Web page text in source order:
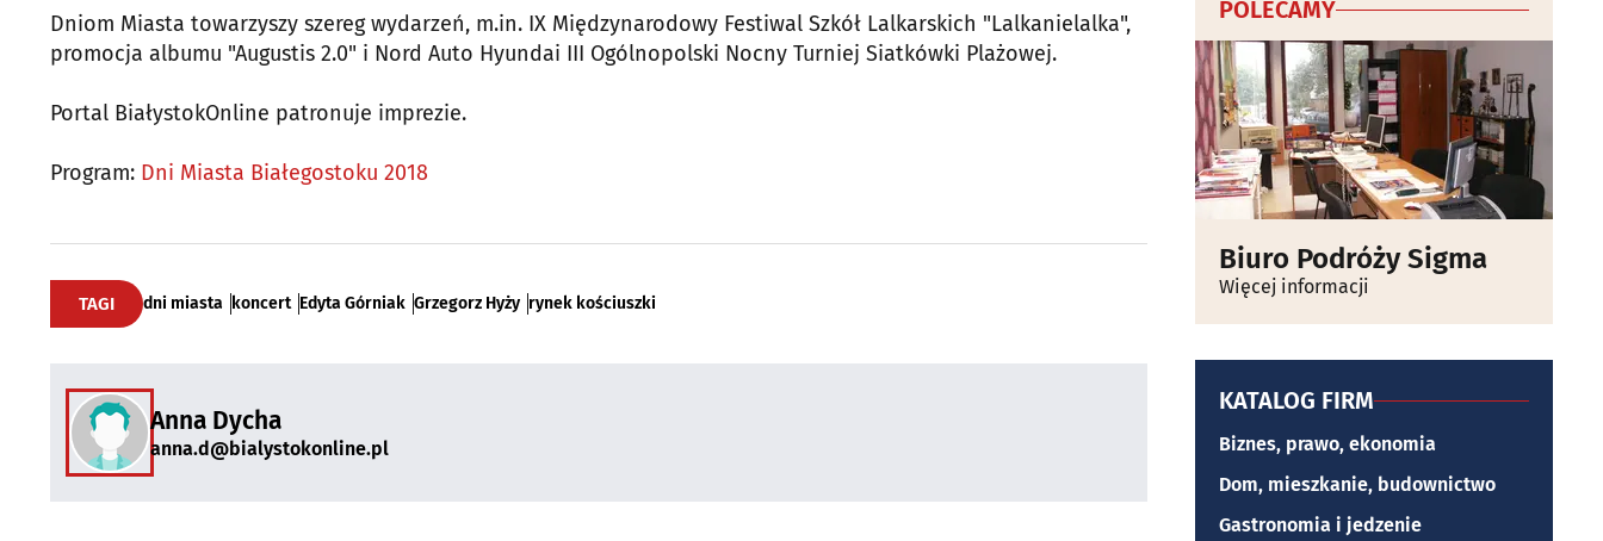
Dniom Miasta towarzyszy szereg wydarzeń, m.in. IX Międzynarodowy Festiwal Szkół Lalkarskich "Lalkanielalka",
promocja albumu "Augustis 2.0" i Nord Auto Hyundai III Ogólnopolski Nocny Turniej Siatkówki Plażowej.
Portal BiałystokOnline patronuje imprezie.
Program: Dni Miasta Białegostoku 2018
TAGI dni miasta koncert Edyta Górniak Grzegorz Hyży rynek kościuszki
Anna Dycha
anna.d@bialystokonline.pl
POLECAMY
Biuro Podróży Sigma
Więcej informacji
KATALOG FIRM
Biznes, prawo, ekonomia
Dom, mieszkanie, budownictwo
Gastronomia i jedzenie